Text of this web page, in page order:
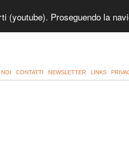
(youtube). Proseguendo la
NOI CONTATTI NEWSLETTER LINKS